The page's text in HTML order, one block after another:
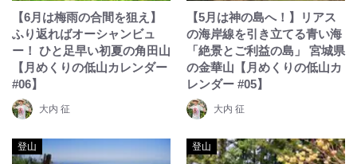
【6月は梅雨の合間を狙え】
ふり返ればオーシャンビュ
ー！ ひと足早い初夏の角田山
【月めくりの低山カレンダー
#06】
大内 征
【5月は神の島へ！】リアス
の海岸線を引き立てる青い海
「絶景とご利益の島」 宮城県
の金華山【月めくりの低山カ
レンダー #05】
大内 征
登山 登山